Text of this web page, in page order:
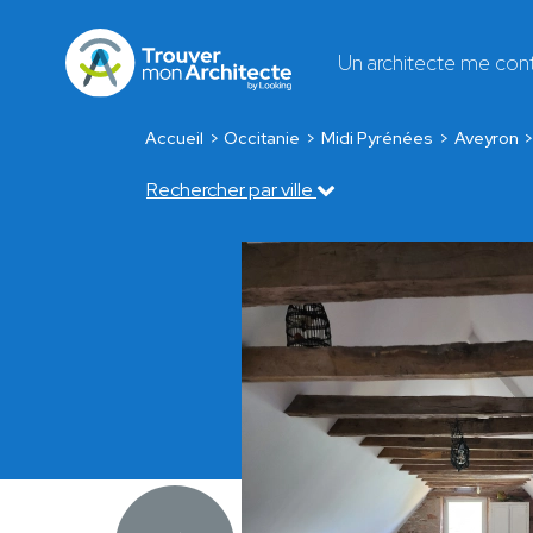
Un architecte me
Accueil Occitanie Midi Pyrénées Aveyron
Rechercher par ville